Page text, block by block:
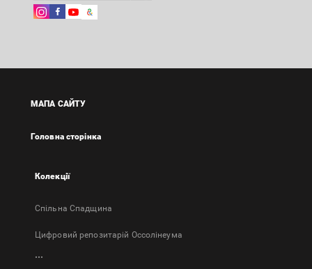
Instagram
в
Facebook
в
Instagram
в
Google
Зовнішнє
в
вкладці
МАПА САЙТУ
Головна сторінка
Колекції
Спільна Спадщина
Цифровий репозитарій Оссолінеума
...